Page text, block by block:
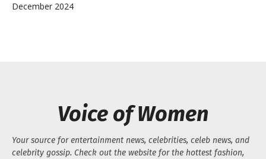
December 2024
Voice of Women
Your source for entertainment news, celebrities, celeb news, and
celebrity gossip. Check out the website for the hottest fashion,